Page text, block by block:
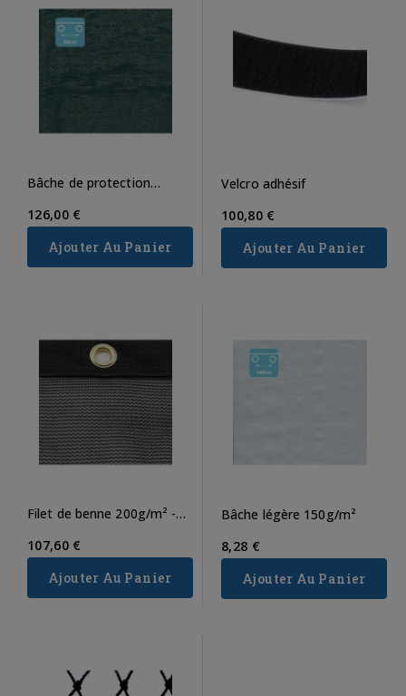
Bâche de protection
126,00 €
Ajouter Au Panier
Velcro adhésif
100,80 €
Ajouter Au Panier
Filet de benne 200g/m² -
107,60 €
Ajouter Au Panier
Bâche légère 150g/m²
8,28 €
Ajouter Au Panier